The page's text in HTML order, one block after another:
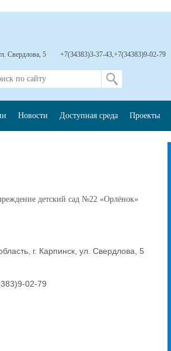
детский сад №22 «Орлёнок»
г. Карпинск, ул. Свердлова, 5
02-79
Свердлова, 5 +7(34383)3-37-43,+7(34383)9-02-79
Новости Доступная среда Проекты